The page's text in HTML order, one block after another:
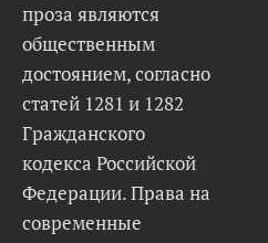
проза являются
общественным
достоянием, согласно
статей 1281 и 1282
Гражданского
кодекса Российской
Федерации. Права на
современные